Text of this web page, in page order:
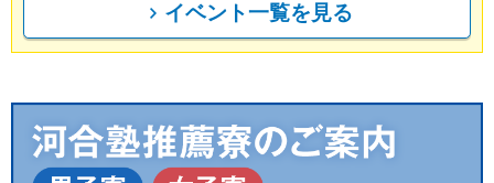
イベント一覧を見る